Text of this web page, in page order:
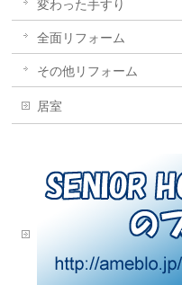
変わった手すり
全面リフォーム
その他リフォーム
居室